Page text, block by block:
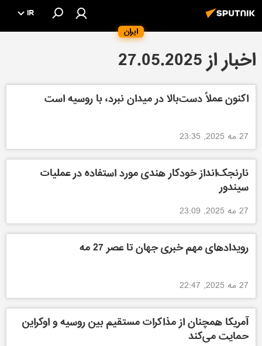
ایران
IR
اخبار از 27.05.2025
اکنون عملاً دست‌بالا در میدان نبرد، با روسیه است
27 مه 2025, 23:35
نارنجک‌انداز خودکار هندی مورد استفاده در عملیات
سیندور
27 مه 2025, 23:09
رویدادهای مهم خبری جهان تا عصر 27 مه
27 مه 2025, 22:47
آمریکا همچنان از مذاکرات مستقیم بین روسیه و اوکراین
حمایت می‌کند